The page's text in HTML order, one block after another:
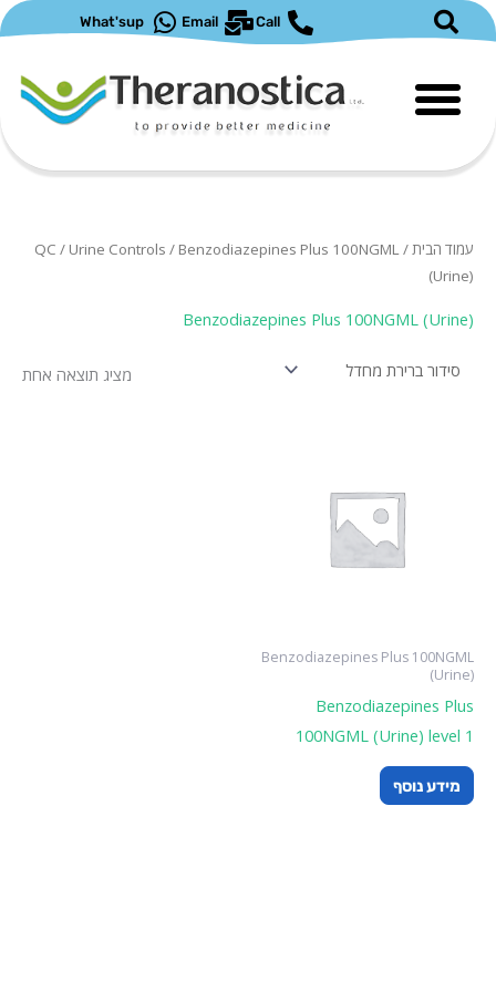
Call
Email
What'sup
עמוד הבית/
QC / Urine Controls / Benzodiazepines Plus 100NGML
(Urine)
Benzodiazepines Plus 100NGML (Urine)
מציג תוצאה אחת
Benzodiazepines Plus 100NGML
(Urine)
Benzodiazepines Plus
100NGML (Urine) level 1
מידע נוסף